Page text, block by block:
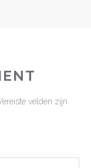
velden zijn